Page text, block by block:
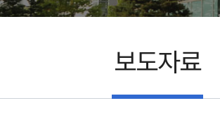
보도자료